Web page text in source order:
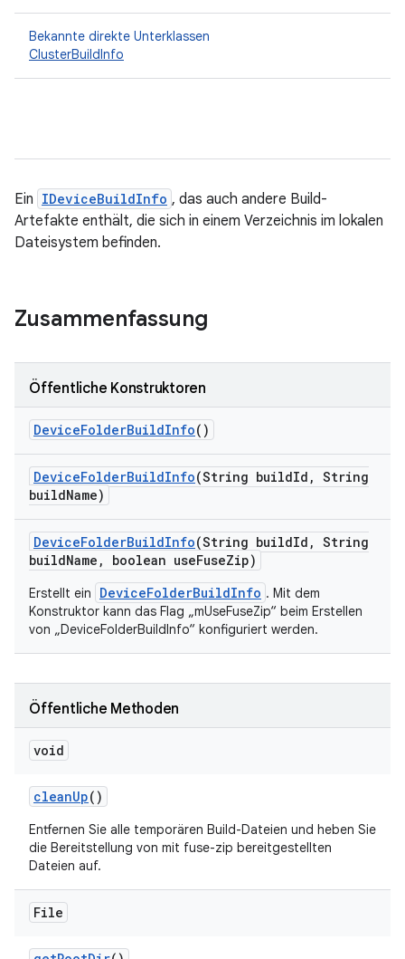
Bekannte direkte Unterklassen
ClusterBuildInfo
Ein IDeviceBuildInfo , das auch andere Build-
Artefakte enthält, die sich in einem Verzeichnis im lokalen
Dateisystem befinden.
Zusammenfassung
Öffentliche Konstruktoren
DeviceFolderBuildInfo()
DeviceFolderBuildInfo(String buildId , String
buildName)
DeviceFolderBuildInfo(String buildId , String
buildName , boolean useFuseZip)
Erstellt ein DeviceFolderBuildInfo . Mit dem
Konstruktor kann das Flag „mUseFuseZip“ beim Erstellen
von „DeviceFolderBuildInfo“ konfiguriert werden.
Öffentliche Methoden
void
cleanUp()
Entfernen Sie alle temporären Build-Dateien und heben Sie
die Bereitstellung von mit fuse-zip bereitgestellten
Dateien auf.
File